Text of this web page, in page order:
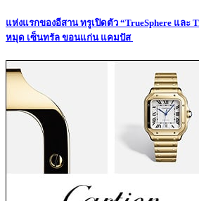
แห่งแรกของอีสาน ทรูเปิดตัว “TrueSphere และ
หมุด เซ็นทรัล ขอนแก่น แคมปัส